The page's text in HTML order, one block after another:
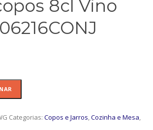
8cl Vino
Categorias:Copos e Jarros,Cozinha e Mesa,